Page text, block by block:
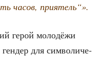
часов, приятель“».
герой моло­дё­жи
для сим­во­ли­че­